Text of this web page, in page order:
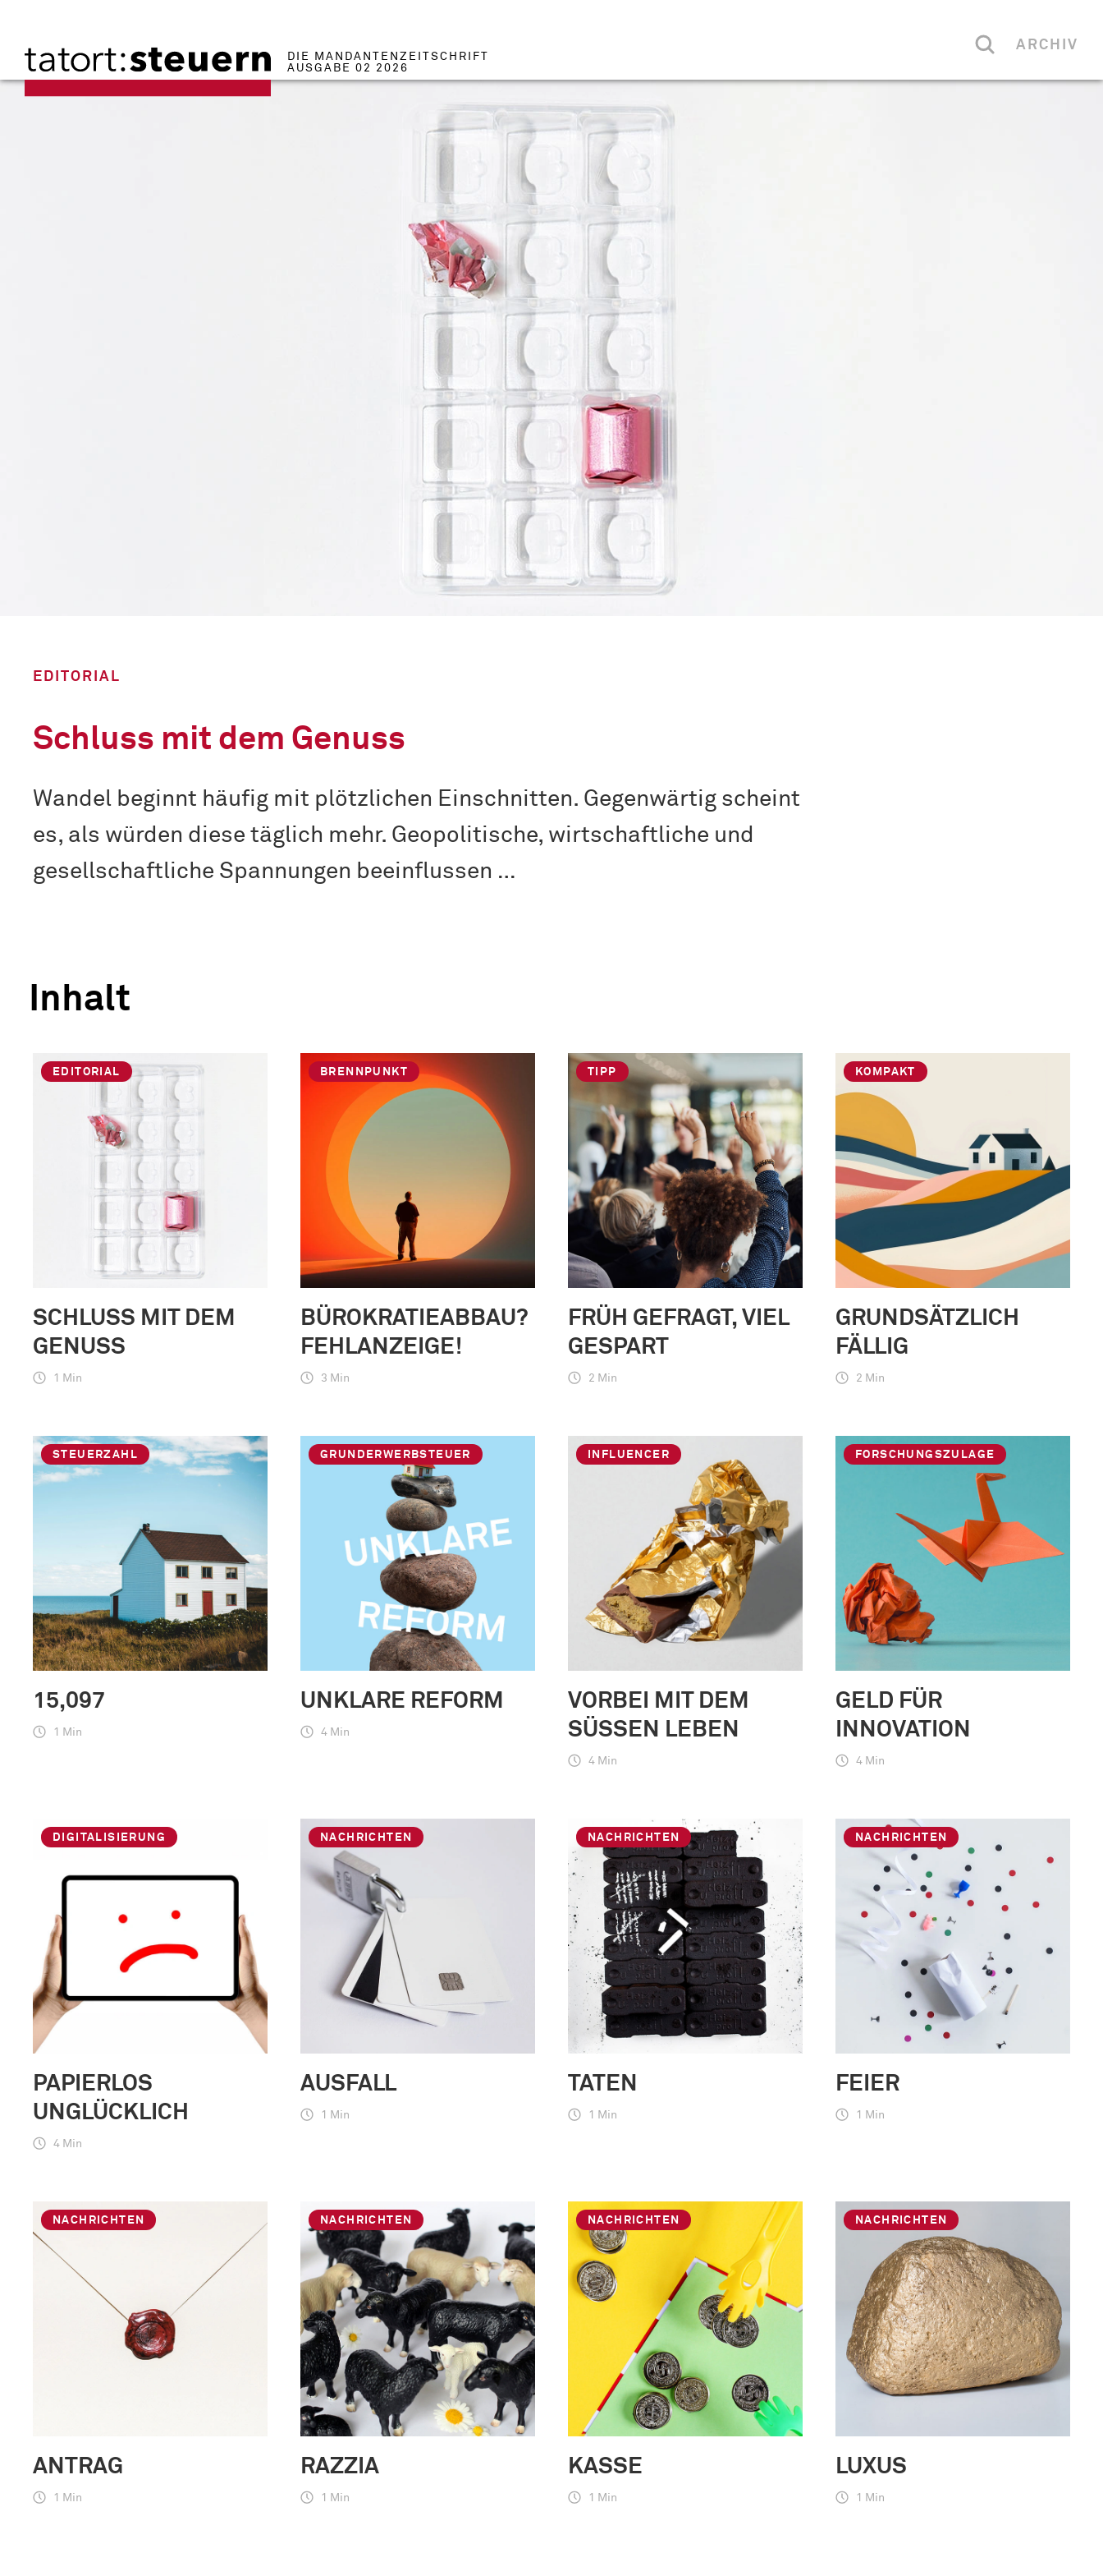
DIE MANDANTENZEITSCHRIFT
AUSGABE 02 2026
ARCHIV
EDITORIAL
Schluss mit dem Genuss
Wandel beginnt häufig mit plötzlichen Einschnitten. Gegenwärtig scheint
es, als würden diese täglich mehr. Geopolitische, wirtschaftliche und
gesellschaftliche Spannungen beeinflussen …
Inhalt
EDITORIAL
SCHLUSS MIT DEM
GENUSS
1 Min
BRENNPUNKT
BÜROKRATIEABBAU?
FEHLANZEIGE!
3 Min
TIPP
FRÜH GEFRAGT, VIEL
GESPART
2 Min
KOMPAKT
GRUNDSÄTZLICH
FÄLLIG
2 Min
STEUERZAHL
15,097
1 Min
GRUNDERWERBSTEUER
UNKLARE REFORM
4 Min
INFLUENCER
VORBEI MIT DEM
SÜSSEN LEBEN
4 Min
FORSCHUNGSZULAGE
GELD FÜR
INNOVATION
4 Min
DIGITALISIERUNG
PAPIERLOS
UNGLÜCKLICH
4 Min
NACHRICHTEN
AUSFALL
1 Min
NACHRICHTEN
TATEN
1 Min
NACHRICHTEN
FEIER
1 Min
NACHRICHTEN
ANTRAG
1 Min
NACHRICHTEN
RAZZIA
1 Min
NACHRICHTEN
KASSE
1 Min
NACHRICHTEN
LUXUS
1 Min